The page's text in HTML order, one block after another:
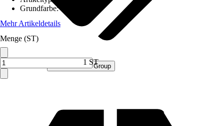
Verkauf durch: Procommerce Group
Grundfarbe:
Mehr Artikeldetails
Menge (ST)
1 ST